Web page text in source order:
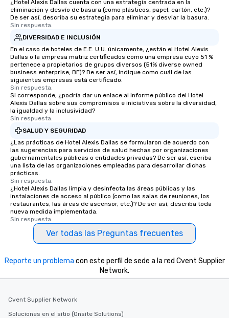
¿Hotel Alexis Dallas cuenta con una estrategia centrada en la
eliminación y desvío de basura (como plásticos, papel, cartón, etc.)?
De ser así, describa su estrategia para eliminar y desviar la basura.
Sin respuesta.
DIVERSIDAD E INCLUSIÓN
En el caso de hoteles de E.E. U.U. únicamente, ¿están el Hotel Alexis
Dallas o la empresa matriz certificados como una empresa cuyo 51 %
pertenece a propietarios de grupos diversos (51% diverse owned
business enterprise, BE)? De ser así, indique como cuál de las
siguientes empresas está certificado.
Sin respuesta.
Si corresponde, ¿podría dar un enlace al informe público del Hotel
Alexis Dallas sobre sus compromisos e iniciativas sobre la diversidad,
la igualdad y la inclusividad?
Sin respuesta.
SALUD Y SEGURIDAD
¿Las prácticas de Hotel Alexis Dallas se formularon de acuerdo con
las sugerencias para servicios de salud hechas por organizaciones
gubernamentales públicas o entidades privadas? De ser así, escriba
una lista de las organizaciones empleadas para desarrollar dichas
prácticas.
Sin respuesta.
¿Hotel Alexis Dallas limpia y desinfecta las áreas públicas y las
instalaciones de acceso al público (como las salas de reuniones, los
restaurantes, las áreas de ascensor, etc.)? De ser así, describa toda
nueva medida implementada.
Sin respuesta.
Ver todas las Preguntas frecuentes
Reporte un problema con este perfil de sede a la red Cvent Supplier
Network.
Cvent Supplier Network
Soluciones en el sitio (Onsite Solutions)